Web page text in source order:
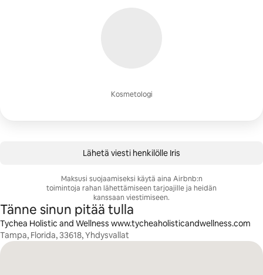
Kosmetologi
Lähetä viesti henkilölle Iris
Maksusi suojaamiseksi käytä aina Airbnb:n
toimintoja rahan lähettämiseen tarjoajille ja heidän
kanssaan viestimiseen.
Tänne sinun pitää tulla
Tychea Holistic and Wellness www.tycheaholisticandwellness.com
Tampa, Florida, 33618, Yhdysvallat